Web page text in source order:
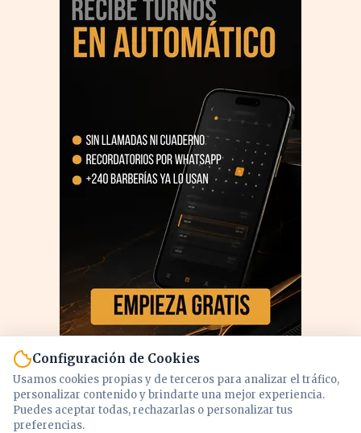
Configuración de Cookies
Usamos cookies propias y de terceros para analizar el tráfico,
personalizar contenido y brindarte una mejor experiencia.
Puedes aceptar todas, rechazarlas o personalizar tus
preferencias.